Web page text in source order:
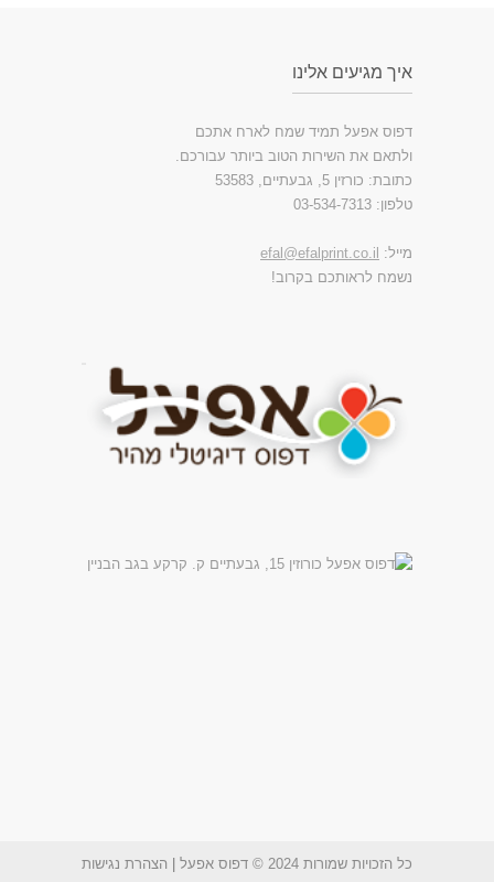
איך מגיעים אלינו
דפוס אפעל תמיד שמח לארח אתכם
ולתאם את השירות הטוב ביותר עבורכם.
כתובת: כורזין 5, גבעתיים, 53583
טלפון: 03-534-7313
מייל: efal@efalprint.co.il
נשמח לראותכם בקרוב!
כל הזכויות שמורות 2024 © דפוס אפעל
הצהרת נגישות